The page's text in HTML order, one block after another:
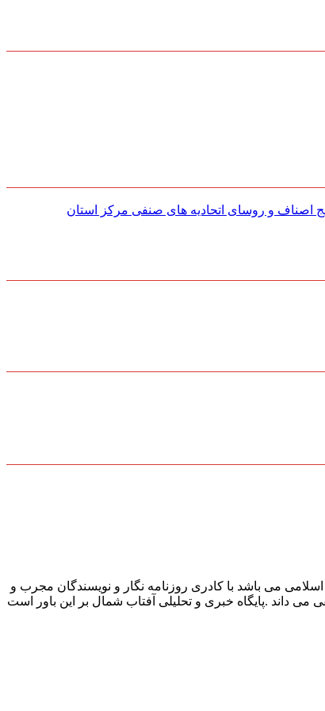
اصناف و روسای اتحادیه های صنفی مركز استان
می باشد با کادری روزنامه نگار و نویسندگان مجرب و
می داند .پایگاه خبری و تحلیلی آفتاب شمال بر این باور است